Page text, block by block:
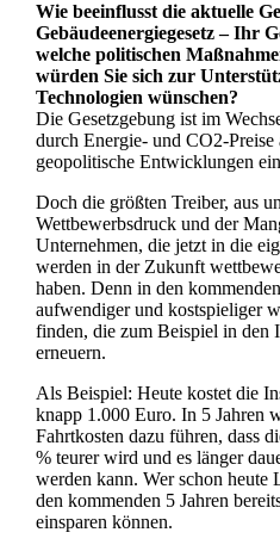
Wie beeinflusst die aktuelle
Gebäudeenergiegesetz – Ihr
welche politischen
würden Sie sich zur
Technologien wünschen?
Die Gesetzgebung ist im
durch Energie- und CO2-Preise
geopolitische Entwicklungen
Doch die größten Treiber, aus
Wettbewerbsdruck und der
Unternehmen, die jetzt in die
werden in der Zukunft
haben. Denn in den
aufwendiger und kostspieliger
finden, die zum Beispiel in den
erneuern.
Als Beispiel: Heute kostet die
knapp 1.000 Euro. In 5 Jahren
Fahrtkosten dazu führen, dass
% teurer wird und es länger
werden kann. Wer schon
den kommenden 5 Jahren
einsparen können.